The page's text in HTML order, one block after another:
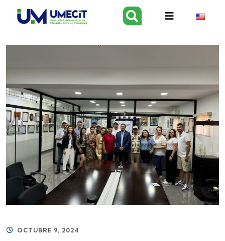
OCTUBRE 9, 2024